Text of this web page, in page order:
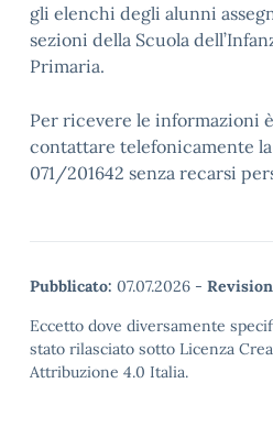
gli elenchi degli alunni
sezioni della Scuola
Primaria.
Per ricevere le informazioni
contattare telefonicamente
071/201642 senza recarsi
Pubblicato: 07.07.2026 -
Eccetto dove diversamente
stato rilasciato sotto Licenza
Attribuzione 4.0 Italia.